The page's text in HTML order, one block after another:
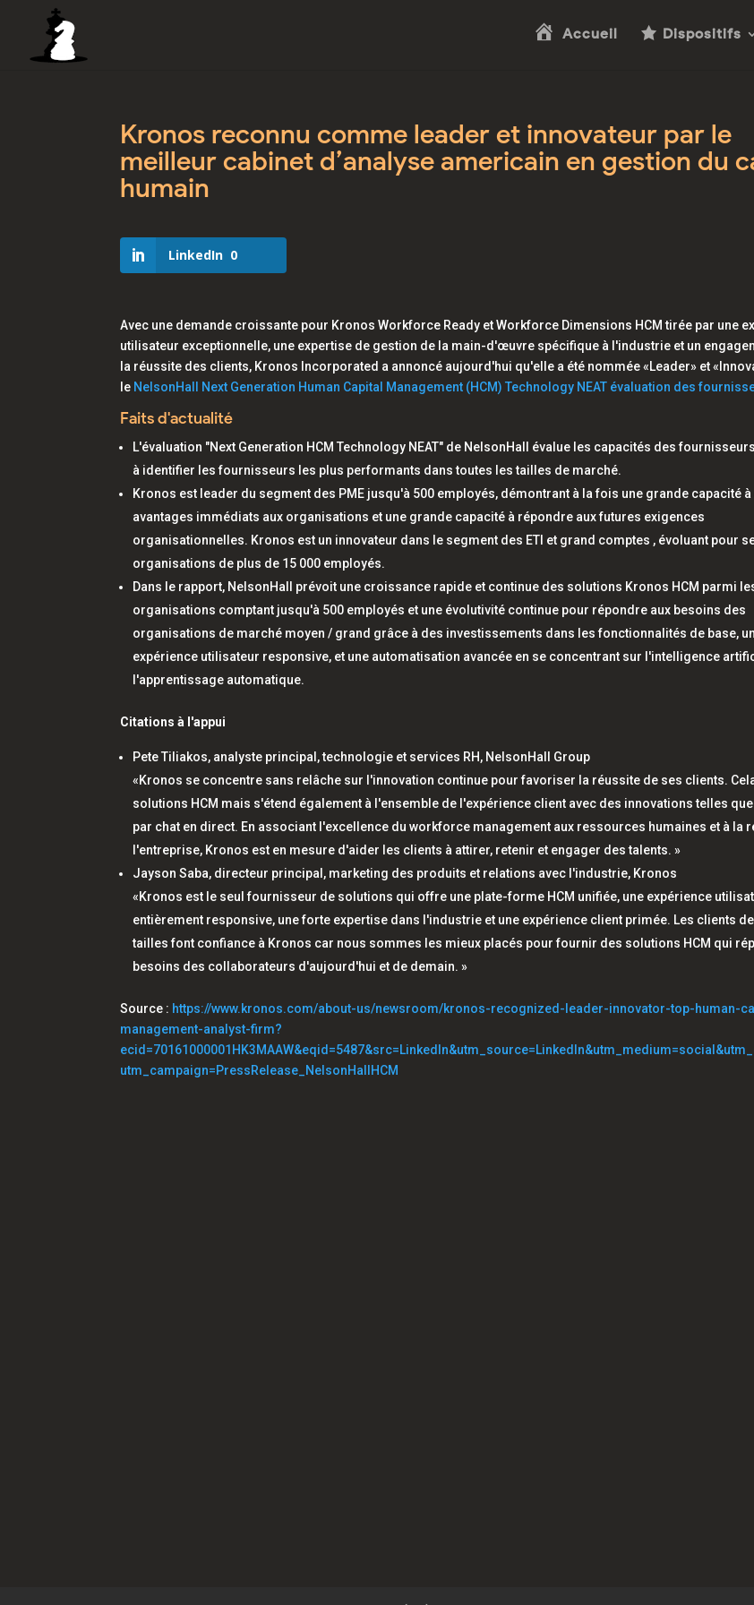
Accueil Dispositifs
Kronos reconnu comme leader et innovateur par le
meilleur cabinet d’analyse americain en gestion du
humain
LinkedIn 0
Avec une demande croissante pour Kronos Workforce Ready etWorkforce Dimensions HCM tirée par une
utilisateur exceptionnelle, une expertise de gestion de la main-d'œuvre spécifique à l'industrie et un
la réussite des clients, Kronos Incorporated a annoncé aujourd'hui qu'elle a été nommée «Leader» et
le NelsonHall Next Generation Human Capital Management (HCM) Technology NEAT évaluation des
Faits d'actualité
L'évaluation "Next Generation HCM Technology NEAT" de NelsonHall évalue les capacités des
à identifier les fournisseurs les plus performants dans toutes les tailles de marché.
Kronos est leader du segment des PME jusqu'à 500 employés, démontrant à la fois une grande capacité
avantages immédiats aux organisations et une grande capacité à répondre aux futures exigences
organisationnelles. Kronos est un innovateur dans le segment des ETI et grand comptes , évoluant pour
organisations de plus de 15 000 employés.
Dans le rapport, NelsonHall prévoit une croissance rapide et continue des solutions Kronos HCM parmi
organisations comptant jusqu'à 500 employés et une évolutivité continue pour répondre aux besoins des
organisations de marché moyen / grand grâce à des investissements dans les fonctionnalités de base,
expérience utilisateur responsive, et une automatisation avancée en se concentrant sur l'intelligence
l'apprentissage automatique.
Citations à l'appui
Pete Tiliakos, analyste principal, technologie et services RH, NelsonHall Group
«Kronos se concentre sans relâche sur l'innovation continue pour favoriser la réussite de ses clients.
solutions HCM mais s'étend également à l'ensemble de l'expérience client avec des innovations telles
par chat en direct. En associant l'excellence du workforce management aux ressources humaines et à la
l'entreprise, Kronos est en mesure d'aider les clients à attirer, retenir et engager des talents. »
Jayson Saba, directeur principal, marketing des produits et relations avec l'industrie, Kronos
«Kronos est le seul fournisseur de solutions qui offre une plate-forme HCM unifiée, une expérience
entièrement responsive, une forte expertise dans l'industrie et une expérience client primée. Les clients
tailles font confiance à Kronos car nous sommes les mieux placés pour fournir des solutions HCM qui
besoins des collaborateurs d'aujourd'hui et de demain. »
Source : https://www.kronos.com/about-us/newsroom/kronos-recognized-leader-innovator-top-human-
management-analyst-firm?
utm_campaign=PressRelease_NelsonHallHCM